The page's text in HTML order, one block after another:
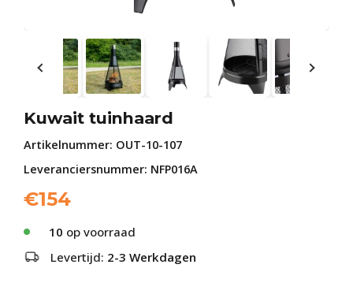
Kuwait tuinhaard
Artikelnummer: OUT-10-107
Leveranciersnummer: NFP016A
€154
10 op voorraad
Levertijd: 2-3 Werkdagen